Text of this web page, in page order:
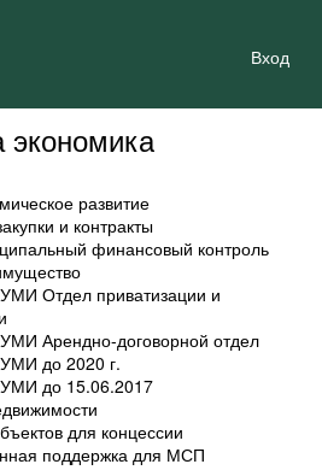
Вход
развитие
и контракты
финансовый контроль
Отдел приватизации и
Арендно-договорной отдел
до 2020 г.
до 15.06.2017
для концессии
поддержка для МСП